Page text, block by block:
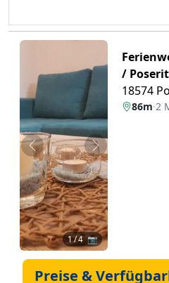
Zurück Weiter
1/ 4 📷
/
18574
86m·2
Preise &